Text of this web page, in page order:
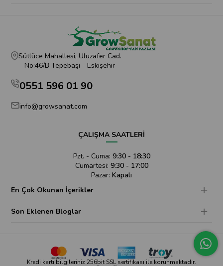
Sütlüce Mahallesi, Uluzafer Cad.
No:46/B Tepebaşı - Eskişehir
0551 596 01 90
info@growsanat.com
ÇALIŞMA SAATLERİ
Pzt. - Cuma: 9:30 - 18:30
Cumartesi: 9:30 - 17:00
Pazar: Kapalı
En Çok Okunan İçerikler
Son Eklenen Bloglar
Kredi kartı bilgileriniz 256bit SSL sertifikası ile korunmaktadır.